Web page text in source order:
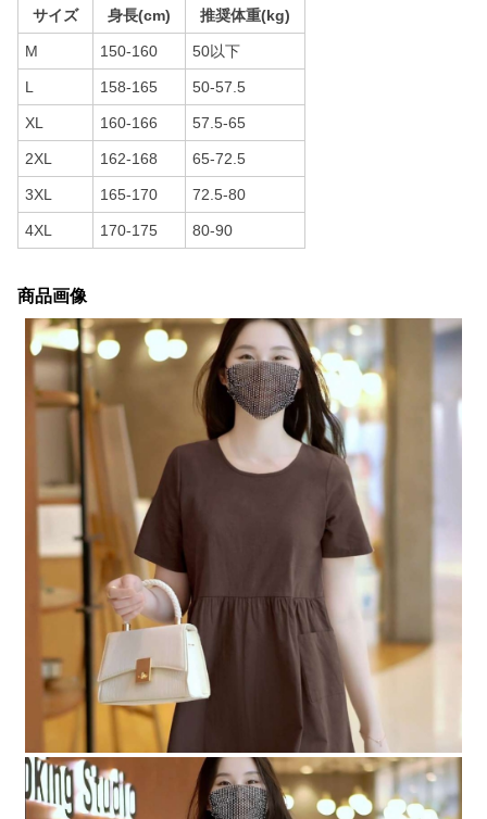
サイズ 身長(cm) 推奨体重(kg)
M 150-160 50以下
L 158-165 50-57.5
XL 160-166 57.5-65
2XL 162-168 65-72.5
3XL 165-170 72.5-80
4XL 170-175 80-90
商品画像